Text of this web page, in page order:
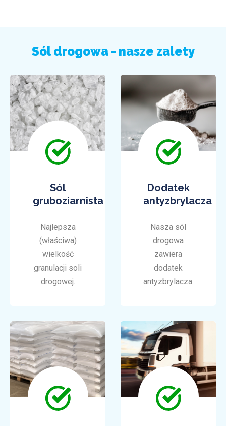
Sól drogowa - nasze zalety
Sól
gruboziarnista
Najlepsza
(właściwa)
wielkość
granulacji soli
drogowej.
Dodatek
antyzbrylacza
Nasza sól
drogowa
zawiera
dodatek
antyzbrylacza.